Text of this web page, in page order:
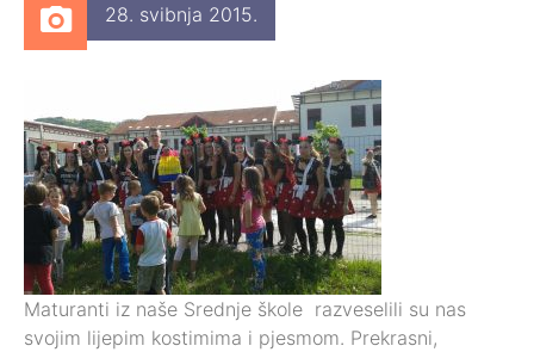
28. svibnja 2015.
Maturanti iz naše Srednje škole razveselili su nas
svojim lijepim kostimima i pjesmom. Prekrasni,